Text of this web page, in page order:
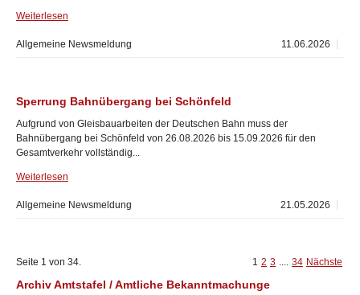
Weiterlesen
11.06.2026
Allgemeine Newsmeldung
Sperrung Bahnübergang bei Schönfeld
Aufgrund von Gleisbauarbeiten der Deutschen Bahn muss der
Bahnübergang bei Schönfeld von 26.08.2026 bis 15.09.2026 für den
Gesamtverkehr vollständig...
Weiterlesen
21.05.2026
Allgemeine Newsmeldung
Seite 1 von 34. 1 2 3 .... 34 Nächste
Archiv Amtstafel / Amtliche Bekanntmachunge